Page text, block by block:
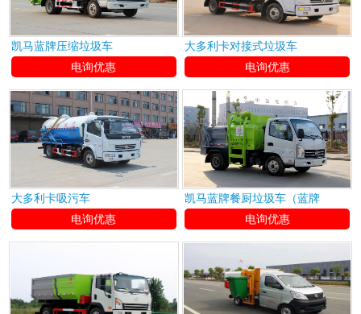
凯马蓝牌压缩垃圾车
电询优惠
大多利卡对接式垃圾车
电询优惠
大多利卡吸污车
电询优惠
凯马蓝牌餐厨垃圾车（蓝牌
电询优惠